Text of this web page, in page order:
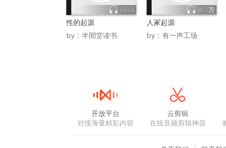
5634
性的起源
by： 半閒堂读书
45.1万
人冢起源
by： 有一声工场
开放平台
对接海量精彩内容
云剪辑
在线音频剪辑神器